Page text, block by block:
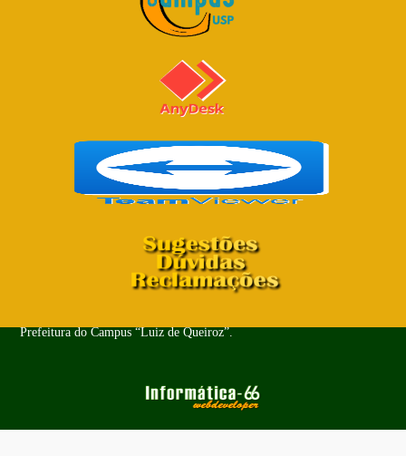
Prefeitura do Campus “Luiz de Queiroz”.